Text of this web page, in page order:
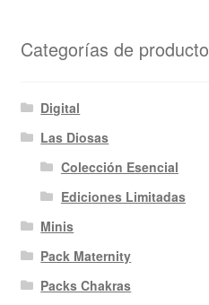
Categorías de producto
Digital
Las Diosas
Colección Esencial
Ediciones Limitadas
Minis
Pack Maternity
Packs Chakras